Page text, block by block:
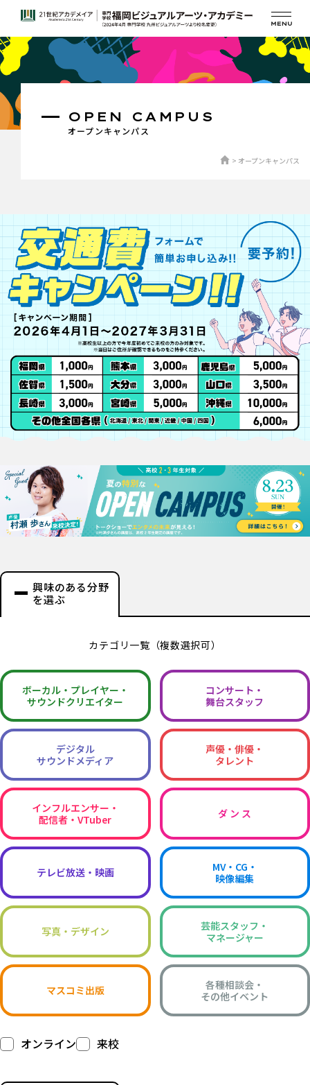
オープンキャンパス
OPEN CAMPUS
オープンキャンパス
興味のある分野
を選ぶ
カテゴリ一覧（複数選択可）
ボーカル・ プレイヤー・
サウンドクリエイター
コンサート・
舞台スタッフ
デジタル
サウンドメディア
声優・俳優・
タレント
インフルエンサー・
配信者・VTuber
ダ ン ス
テレビ放送・映画
MV・CG・
映像編集
写真・デザイン
芸能スタッフ・
マネージャー
マスコミ出版
各種相談会・
その他イベント
オンライン 来校